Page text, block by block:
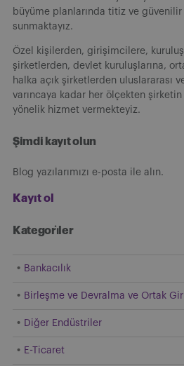
büyüme planlarında titiz ve
sunmaktayız.
Özel kişilerden, girişimcilere,
şirketlerden, devlet kuruluşlarına,
halka açık şirketlerden uluslararası
varıncaya kadar her ölçekten
yönelik hizmet vermekteyiz.
Şimdi kayıt olun
Blog yazılarımızı e-posta ile alın.
Kayıt ol
Kategori̇ler
Bankacılık
Birleşme ve Devralma ve Ortak
Diğer Endüstriler
E-Ticaret